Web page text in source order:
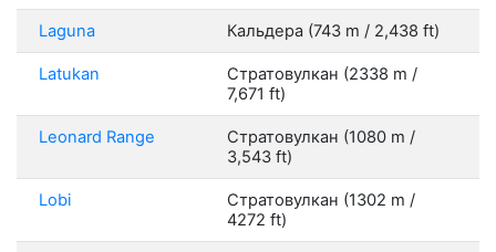
Laguna Кальдера (743 m / 2,438 ft)
Latukan
Стратовулкан (2338 m /
7,671 ft)
Leonard Range
Стратовулкан (1080 m /
3,543 ft)
Lobi
Стратовулкан (1302 m /
4272 ft)